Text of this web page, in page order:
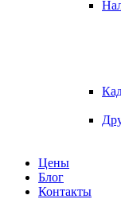
Цены
Блог
Контакты